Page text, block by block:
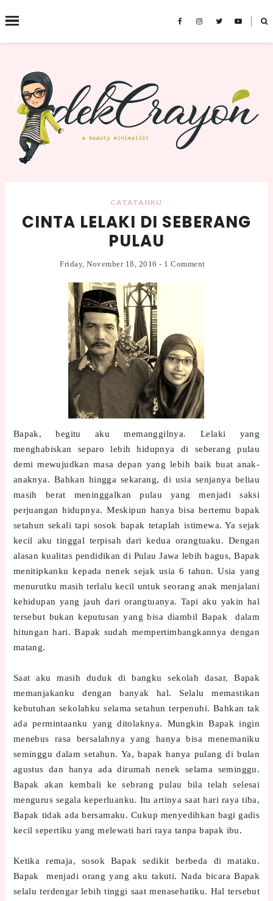
˟
SEARCH THIS BLOG
CATATANKU
CINTA LELAKI DI SEBERANG
PULAU
Friday, November 18, 2016- 1 Comment
Bapak, begitu aku memanggilnya. Lelaki yang
menghabiskan separo lebih hidupnya di seberang pulau
demi mewujudkan masa depan yang lebih baik buat anak-
anaknya. Bahkan hingga sekarang, di usia senjanya beliau
masih berat meninggalkan pulau yang menjadi saksi
perjuangan hidupnya. Meskipun hanya bisa bertemu bapak
setahun sekali tapi sosok bapak tetaplah istimewa. Ya sejak
kecil aku tinggal terpisah dari kedua orangtuaku. Dengan
alasan kualitas pendidikan di Pulau Jawa lebih bagus, Bapak
menitipkanku kepada nenek sejak usia 6 tahun. Usia yang
menurutku masih terlalu kecil untuk seorang anak menjalani
kehidupan yang jauh dari orangtuanya. Tapi aku yakin hal
tersebut bukan keputusan yang bisa diambil Bapak
dalam
hitungan hari. Bapak sudah mempertimbangkannya dengan
matang.
Saat aku masih duduk di bangku sekolah dasar, Bapak
memanjakanku dengan banyak hal. Selalu memastikan
kebutuhan sekolahku selama setahun terpenuhi. Bahkan tak
ada permintaanku yang ditolaknya. Mungkin Bapak ingin
menebus rasa bersalahnya yang hanya bisa menemaniku
seminggu dalam setahun. Ya, bapak hanya pulang di bulan
agustus dan hanya ada dirumah nenek selama seminggu.
Bapak akan kembali ke sebrang pulau bila telah selesai
mengurus segala keperluanku. Itu artinya saat hari raya tiba,
Bapak tidak ada bersamaku. Cukup menyedihkan bagi gadis
kecil sepertiku yang melewati hari raya tanpa bapak ibu.
Ketika remaja, sosok Bapak sedikit berbeda di mataku.
Bapak
menjadi orang yang aku takuti. Nada bicara Bapak
selalu terdengar lebih tinggi saat menasehatiku. Hal tersebut